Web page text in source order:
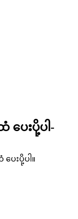
ေးပို့ပါ-
ေးပို့ပါ။